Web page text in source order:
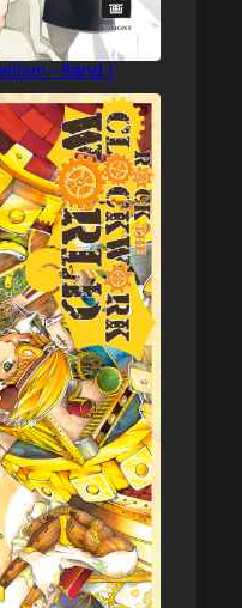
– Band 1